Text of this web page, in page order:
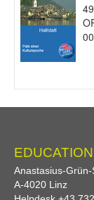
Anastasius-
A-4020 Linz